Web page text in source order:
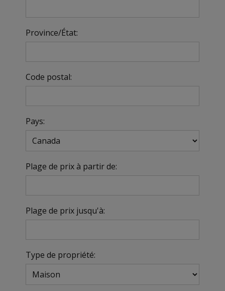
Province/État:
Code postal:
Pays:
Plage de prix à partir de:
Plage de prix jusqu'à:
Type de propriété: